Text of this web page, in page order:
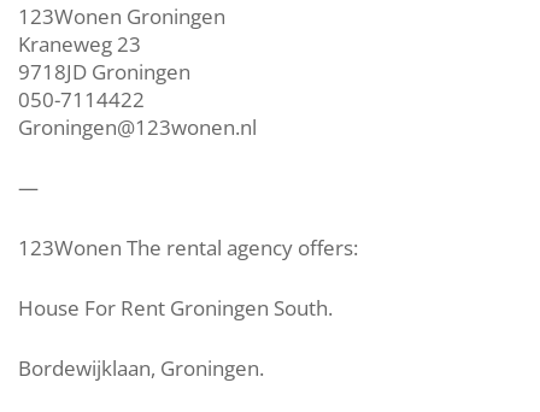
123Wonen Groningen
Kraneweg 23
9718JD Groningen
050-7114422
Groningen@123wonen.nl
—
123Wonen The rental agency offers:
House For Rent Groningen South.
Bordewijklaan, Groningen.